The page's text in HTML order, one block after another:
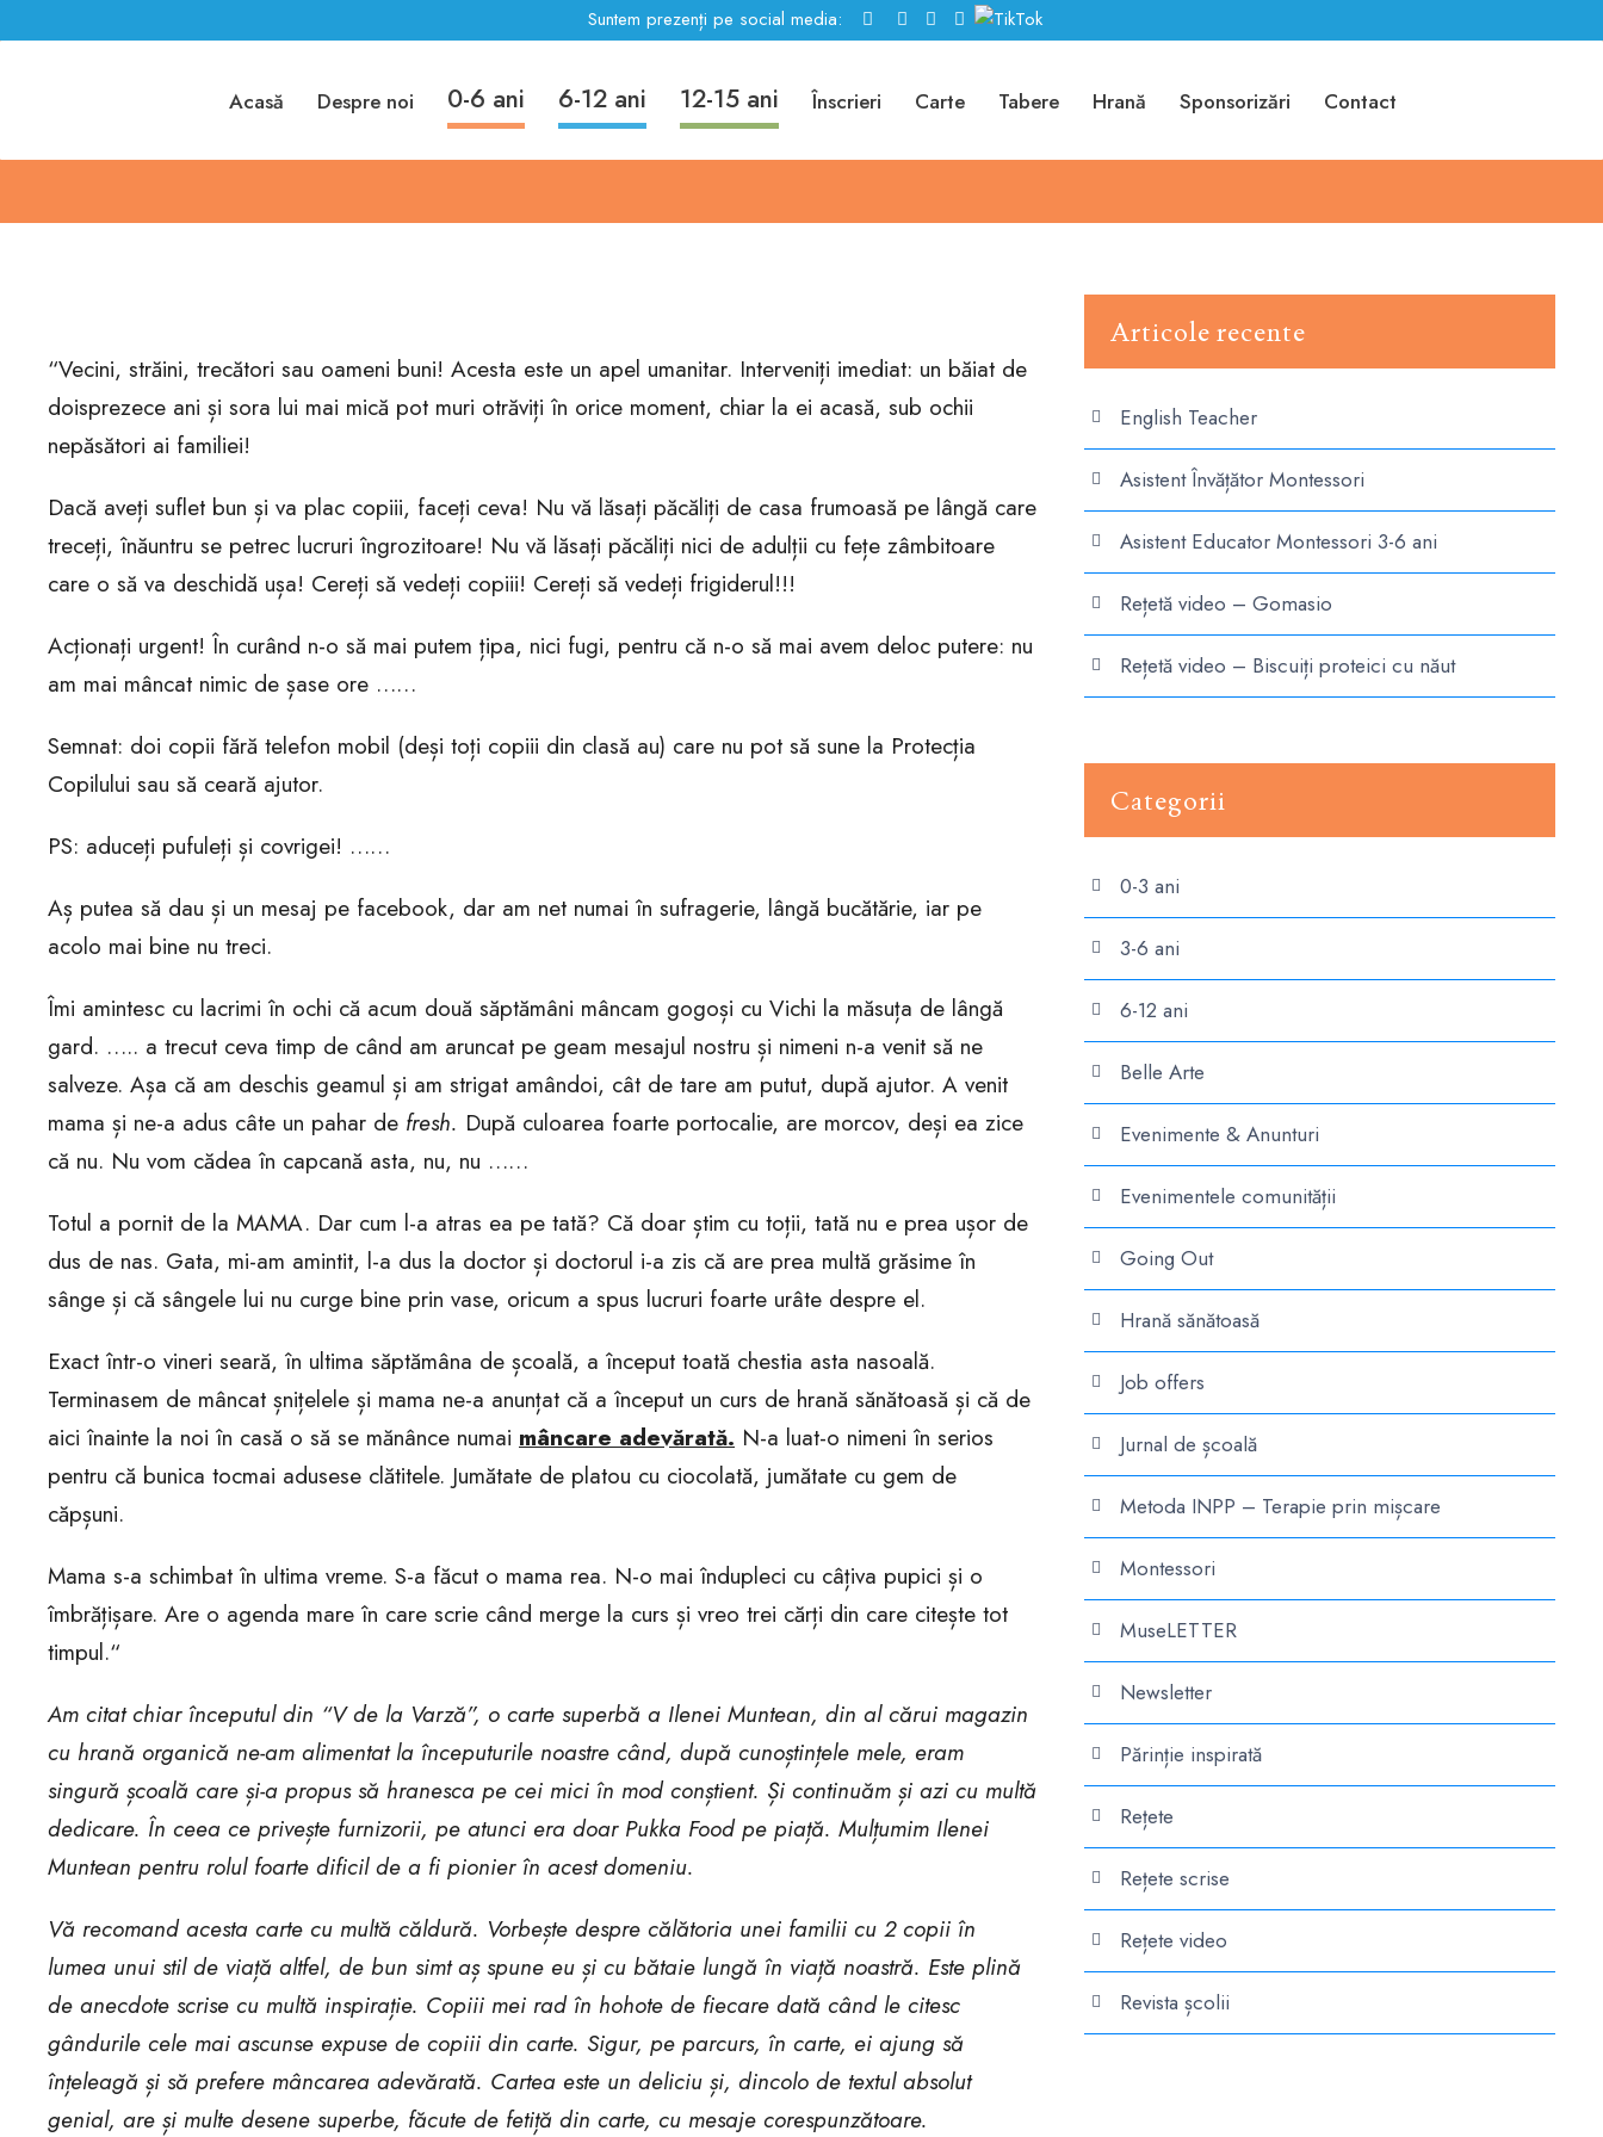
Suntem prezenți pe social media:
Acasă Despre noi 0-6 ani 6-12 ani 12-15 ani Înscrieri Carte Tabere Hrană Sponsorizări Contact
“V de la Varză”
“Vecini, străini, trecători sau oameni buni! Acesta este un apel umanitar. Interveniți imediat: un băiat de
doisprezece ani și sora lui mai mică pot muri otrăviți în orice moment, chiar la ei acasă, sub ochii
nepăsători ai familiei!
Dacă aveți suflet bun și va plac copiii, faceți ceva! Nu vă lăsați păcăliți de casa frumoasă pe lângă care
treceți, înăuntru se petrec lucruri îngrozitoare! Nu vă lăsați păcăliți nici de adulții cu fețe zâmbitoare
care o să va deschidă ușa! Cereți să vedeți copiii! Cereți să vedeți frigiderul!!!
Acționați urgent! În curând n-o să mai putem țipa, nici fugi, pentru că n-o să mai avem deloc putere: nu
am mai mâncat nimic de șase ore ……
Semnat: doi copii fără telefon mobil (deși toți copiii din clasă au) care nu pot să sune la Protecția
Copilului sau să ceară ajutor.
PS: aduceți pufuleți și covrigei! ……
Aș putea să dau și un mesaj pe facebook, dar am net numai în sufragerie, lângă bucătărie, iar pe
acolo mai bine nu treci.
Îmi amintesc cu lacrimi în ochi că acum două săptămâni mâncam gogoși cu Vichi la măsuța de lângă
gard. ….. a trecut ceva timp de când am aruncat pe geam mesajul nostru și nimeni n-a venit să ne
salveze. Așa că am deschis geamul și am strigat amândoi, cât de tare am putut, după ajutor. A venit
mama și ne-a adus câte un pahar de fresh. După culoarea foarte portocalie, are morcov, deși ea zice
că nu. Nu vom cădea în capcană asta, nu, nu ……
Totul a pornit de la MAMA. Dar cum l-a atras ea pe tată? Că doar știm cu toții, tată nu e prea ușor de
dus de nas. Gata, mi-am amintit, l-a dus la doctor și doctorul i-a zis că are prea multă grăsime în
sânge și că sângele lui nu curge bine prin vase, oricum a spus lucruri foarte urâte despre el.
Exact într-o vineri seară, în ultima săptămâna de școală, a început toată chestia asta nasoală.
Terminasem de mâncat șnițelele și mama ne-a anunțat că a început un curs de hrană sănătoasă și că de
aici înainte la noi în casă o să se mănânce numai mâncare adevărată. N-a luat-o nimeni în serios
pentru că bunica tocmai adusese clătitele. Jumătate de platou cu ciocolată, jumătate cu gem de
căpșuni.
Mama s-a schimbat în ultima vreme. S-a făcut o mama rea. N-o mai îndupleci cu câțiva pupici și o
îmbrățișare. Are o agenda mare în care scrie când merge la curs și vreo trei cărți din care citește tot
timpul.“
Am citat chiar începutul din “V de la Varză”, o carte superbă a Ilenei Muntean, din al cărui magazin
cu hrană organică ne-am alimentat la începuturile noastre când, după cunoștințele mele, eram
singură școală care și-a propus să hranesca pe cei mici în mod conștient. Și continuăm și azi cu multă
dedicare. În ceea ce privește furnizorii, pe atunci era doar Pukka Food pe piață. Mulțumim Ilenei
Muntean pentru rolul foarte dificil de a fi pionier în acest domeniu.
Vă recomand acesta carte cu multă căldură. Vorbește despre călătoria unei familii cu 2 copii în
lumea unui stil de viață altfel, de bun simt aș spune eu și cu bătaie lungă în viață noastră. Este plină
de anecdote scrise cu multă inspirație. Copiii mei rad în hohote de fiecare dată când le citesc
gândurile cele mai ascunse expuse de copiii din carte. Sigur, pe parcurs, în carte, ei ajung să
înțeleagă și să prefere mâncarea adevărată. Cartea este un deliciu și, dincolo de textul absolut
genial, are și multe desene superbe, făcute de fetiță din carte, cu mesaje corespunzătoare.
Articole recente
English Teacher
Asistent Învățător Montessori
Asistent Educator Montessori 3-6 ani
Rețetă video – Gomasio
Rețetă video – Biscuiți proteici cu năut
Categorii
0-3 ani
3-6 ani
6-12 ani
Belle Arte
Evenimente & Anunturi
Evenimentele comunității
Going Out
Hrană sănătoasă
Job offers
Jurnal de școală
Metoda INPP – Terapie prin mișcare
Montessori
MuseLETTER
Newsletter
Părinție inspirată
Rețete
Rețete scrise
Rețete video
Revista școlii